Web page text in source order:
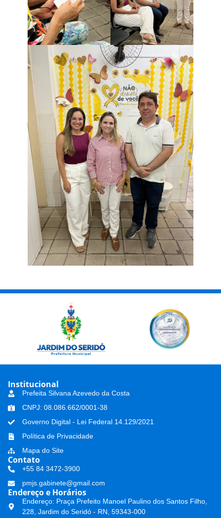
Institucional
Prefeita Silvana Azevedo da Costa
CNPJ: 08.086.662/0001-38
Governo Digital - Lei Federal 14.129/2021
Política de Privacidade
Mapa do Site
Contato
+55 84 3472-3900
pmjs.gabinete@gmail.com
Endereço e Horários
Endereço: Praça Prefeito Manoel Paulino dos Santos Filho,
228, Jardim do Seridó - RN, 59343-000